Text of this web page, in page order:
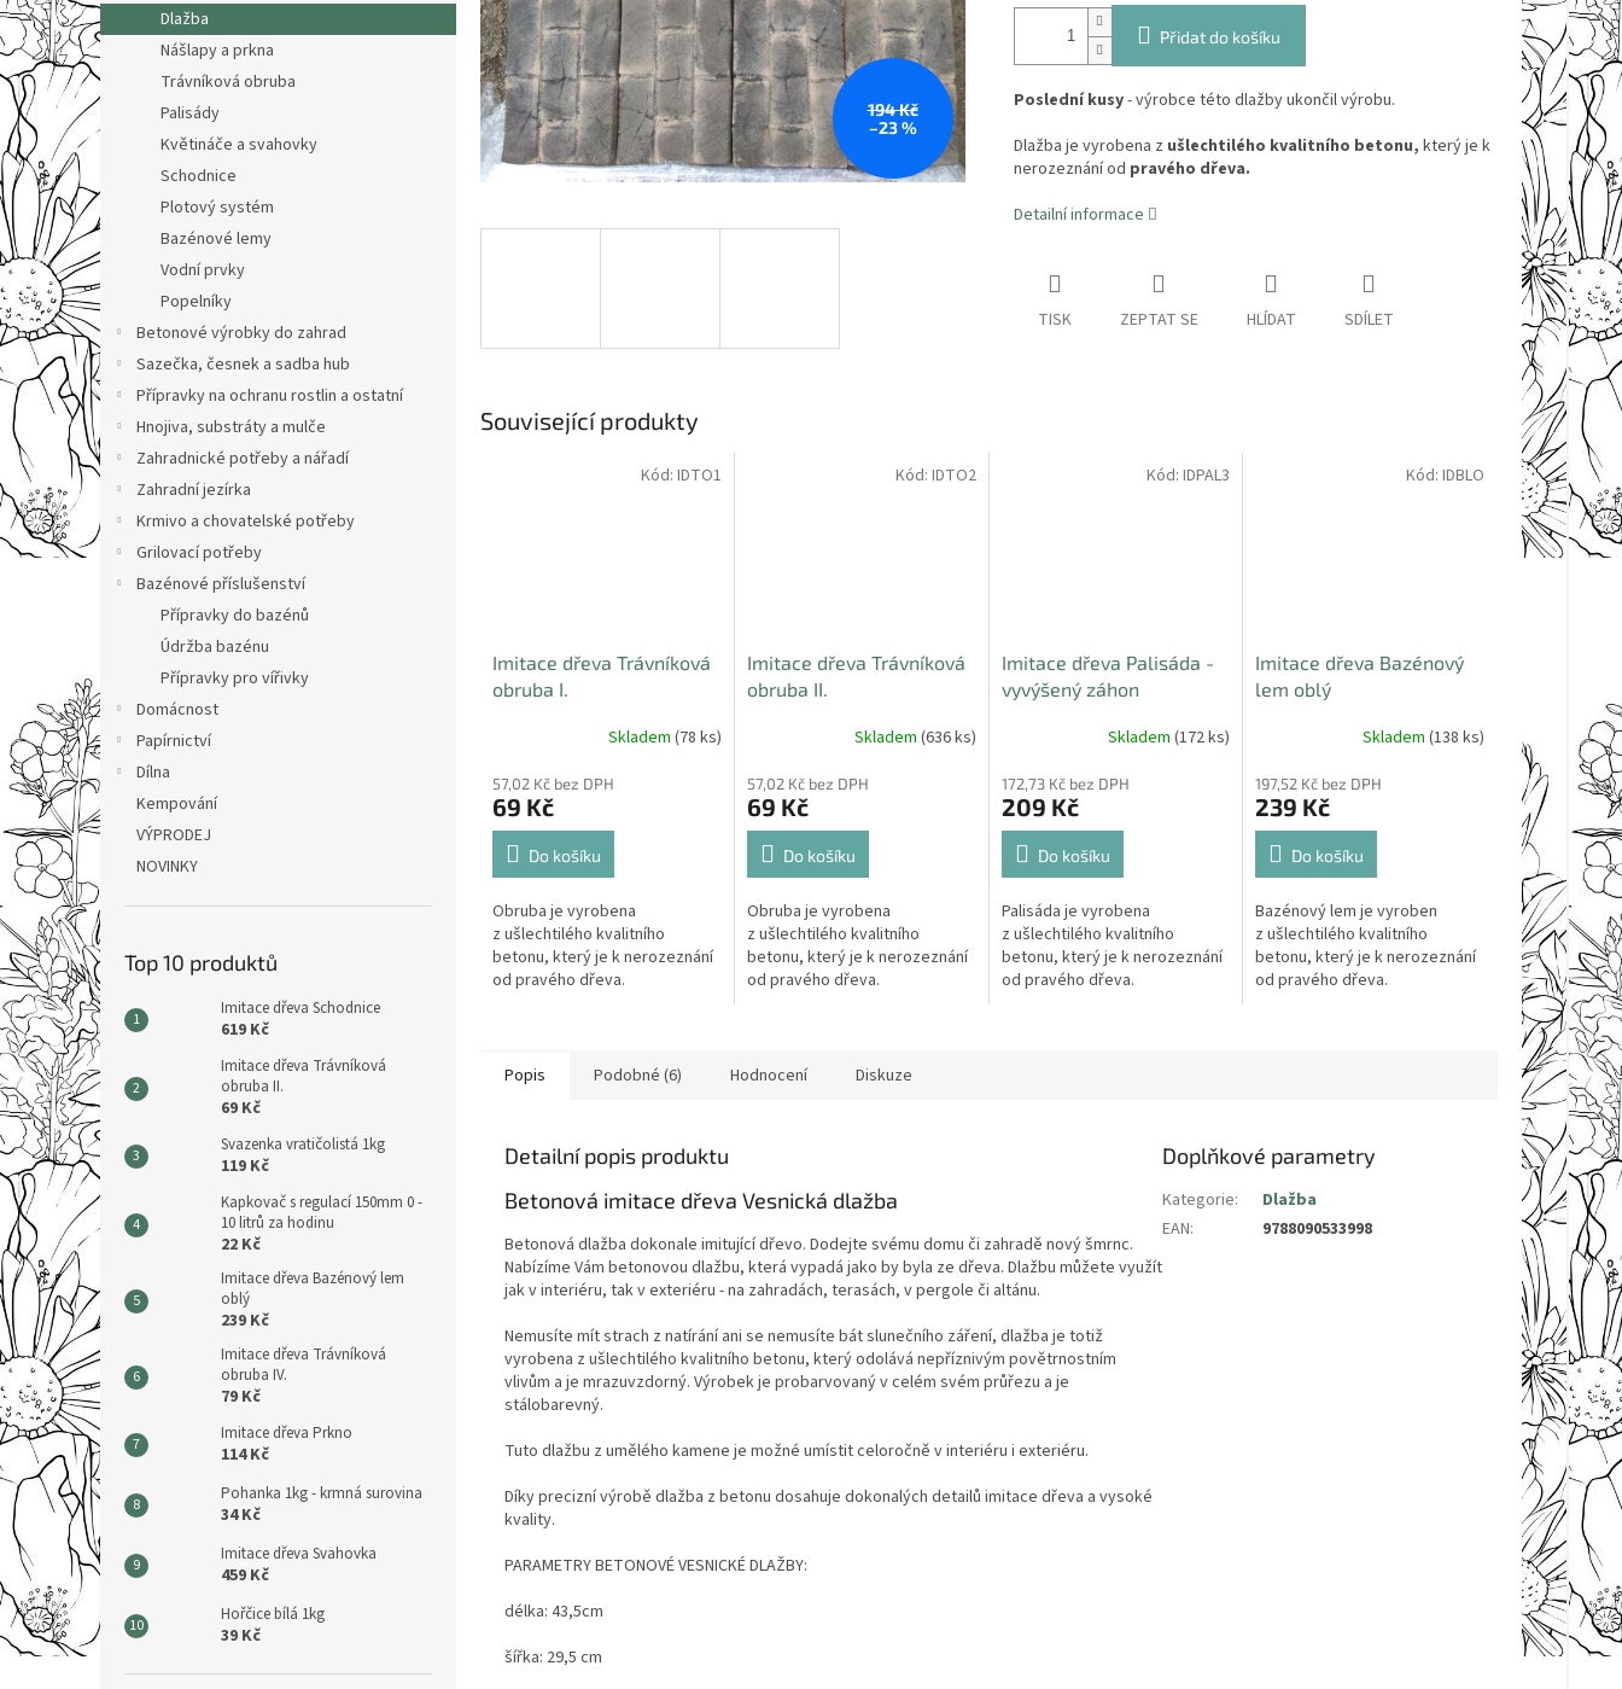
n
e
l
Dlažba
Nášlapy a prkna
Trávníková obruba
Palisády
Květináče a svahovky
Schodnice
Plotový systém
Bazénové lemy
Vodní prvky
Popelníky
Betonové výrobky do zahrad
Sazečka, česnek a sadba hub
Přípravky na ochranu rostlin a ostatní
Hnojiva, substráty a mulče
Zahradnické potřeby a nářadí
Zahradní jezírka
Krmivo a chovatelské potřeby
Grilovací potřeby
Bazénové příslušenství
Přípravky do bazénů
Údržba bazénu
Přípravky pro vířivky
Domácnost
Papírnictví
Dílna
Kempování
VÝPRODEJ
NOVINKY
Top 10 produktů
Imitace dřeva Schodnice
619 Kč
Imitace dřeva Trávníková
obruba II.
69 Kč
Svazenka vratičolistá 1kg
119 Kč
Kapkovač s regulací 150mm 0 -
10 litrů za hodinu
22 Kč
Imitace dřeva Bazénový lem
oblý
239 Kč
Imitace dřeva Trávníková
obruba IV.
79 Kč
Imitace dřeva Prkno
114 Kč
Pohanka 1kg - krmná surovina
34 Kč
Imitace dřeva Svahovka
459 Kč
Hořčice bílá 1kg
39 Kč
194 Kč
–23 %
Přidat do košíku
Poslední kusy- výrobce této dlažby ukončil výrobu.
Dlažba je vyrobena z ušlechtilého kvalitního betonu, který je k
nerozeznání od pravého dřeva.
Detailní informace
TISK ZEPTAT SE HLÍDAT SDÍLET
Související produkty
Imitace dřeva Trávníková
obruba I.
Skladem (78 ks)
57,02 Kč bez DPH
69 Kč
Do košíku
Obruba je vyrobena
z ušlechtilého kvalitního
betonu, který je k nerozeznání
od pravého dřeva.
Kód: IDTO1
Imitace dřeva Trávníková
obruba II.
Skladem (636 ks)
57,02 Kč bez DPH
69 Kč
Do košíku
Obruba je vyrobena
z ušlechtilého kvalitního
betonu, který je k nerozeznání
od pravého dřeva.
Kód: IDTO2
Imitace dřeva Palisáda -
vyvýšený záhon
Skladem(172 ks)
172,73 Kč bez DPH
209 Kč
Do košíku
Palisáda je vyrobena
z ušlechtilého kvalitního
betonu, který je k nerozeznání
od pravého dřeva.
Kód:IDPAL3
Imitace dřeva Bazénový
lem oblý
Skladem (138 ks)
197,52 Kč bez DPH
239 Kč
Do košíku
Bazénový lem je vyroben
z ušlechtilého kvalitního
betonu, který je k nerozeznání
od pravého dřeva.
Kód: IDBLO
Popis Podobné (6) Hodnocení Diskuze
Detailní popis produktu
Betonová imitace dřeva Vesnická dlažba
Betonová dlažba dokonale imitující dřevo. Dodejte svému domu či zahradě nový šmrnc.
Nabízíme Vám betonovou dlažbu, která vypadá jako by byla ze dřeva. Dlažbu můžete využít
jak v interiéru, tak v exteriéru - na zahradách, terasách, v pergole či altánu.
Nemusíte mít strach z natírání ani se nemusíte bát slunečního záření, dlažba je totiž
vyrobena z ušlechtilého kvalitního betonu, který odolává nepříznivým povětrnostním
vlivům a je mrazuvzdorný. Výrobek je probarvovaný v celém svém průřezu a je
stálobarevný.
Tuto dlažbu z umělého kamene je možné umístit celoročně v interiéru i exteriéru.
Díky precizní výrobě dlažba z betonu dosahuje dokonalých detailů imitace dřeva a vysoké
kvality.
PARAMETRY BETONOVÉ VESNICKÉ DLAŽBY:
délka: 43,5cm
šířka: 29,5 cm
Doplňkové parametry
Kategorie:
Dlažba
EAN: 9788090533998